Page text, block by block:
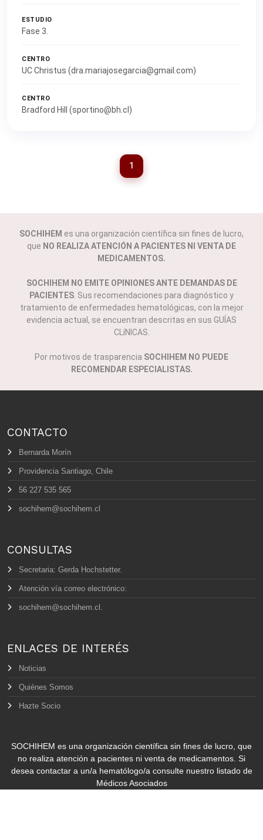
ESTUDIO
Fase 3.
CENTRO
UC Christus (dra.mariajosegarcia@gmail.com)
CENTRO
Bradford Hill (sportino@bh.cl)
1
SOCHIHEM es una organización científica sin fines de lucro,
que NO REALIZA ATENCIÓN A PACIENTES NI VENTA DE
MEDICAMENTOS.
SOCHIHEM NO EMITE OPINIONES ANTE DEMANDAS DE
PACIENTES . Sus recomendaciones para diagnóstico y
tratamiento de enfermedades hematológicas, con la mejor
evidencia actual, se encuentran descritas en sus GUÍAS
CLíNICAS.
Por motivos de trasparencia SOCHIHEM NO PUEDE
RECOMENDAR ESPECIALISTAS.
CONTACTO
Bernarda Morín
Providencia Santiago, Chile
56 227 535 565
sochihem@sochihem.cl
CONSULTAS
Secretaria: Gerda Hochstetter.
Atención vía correo electrónico:
sochihem@sochihem.cl.
ENLACES DE INTERÉS
Noticias
Quiénes Somos
Hazte Socio
SOCHIHEM es una organización científica sin fines de lucro, que
no realiza atención a pacientes ni venta de medicamentos. Si
desea contactar a un/a hematólogo/a consulte nuestro listado de
Médicos Asociados